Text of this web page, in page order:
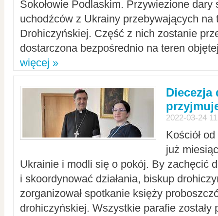
Sokołowie Podlaskim. Przywiezione dary
uchodźców z Ukrainy przebywających na
Drohiczyńskiej. Część z nich zostanie
dostarczona bezpośrednio na teren
więcej »
Diecezja
2022-03-24
Kościół
już
Ukrainie i modli się o pokój. By zachęcić
i skoordynować działania, biskup
zorganizował spotkanie księży
drohiczyńskiej. Wszystkie parafie zostały